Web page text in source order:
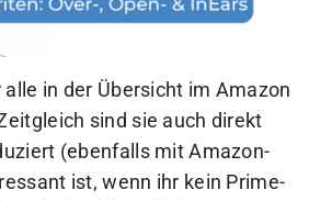
alle in der Übersicht im Amazon
sind sie auch direkt
(ebenfalls mit Amazon-
ist, wenn ihr kein Prime-